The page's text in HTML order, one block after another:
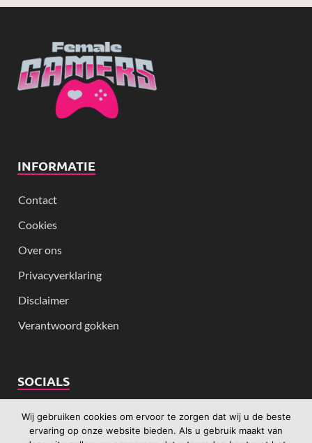
INFORMATIE
Contact
Cookies
Over ons
Privacyverklaring
Disclaimer
Verantwoord gokken
SOCIALS
Wij gebruiken cookies om ervoor te zorgen dat wij u de beste
ervaring op onze website bieden. Als u gebruik maakt van